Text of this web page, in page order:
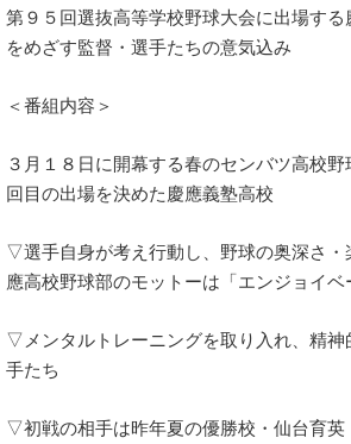
第９５回選抜高等学校野球大会に出場す
をめざす監督・選手たちの意気込み
＜番組内容＞
３月１８日に開幕する春のセンバツ高校
回目の出場を決めた慶應義塾高校
▽選手自身が考え行動し、野球の奥深さ・
應高校野球部のモットーは「エンジョイベ
▽メンタルトレーニングを取り入れ、精神
手たち
▽初戦の相手は昨年夏の優勝校・仙台育英